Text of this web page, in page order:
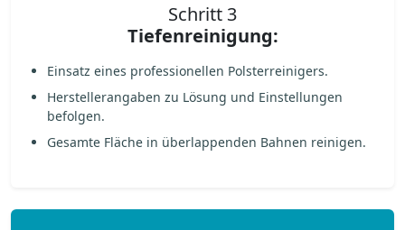
Schritt 3
Tiefenreinigung:
Einsatz eines professionellen Polsterreinigers.
Herstellerangaben zu Lösung und Einstellungen
befolgen.
Gesamte Fläche in überlappenden Bahnen reinigen.